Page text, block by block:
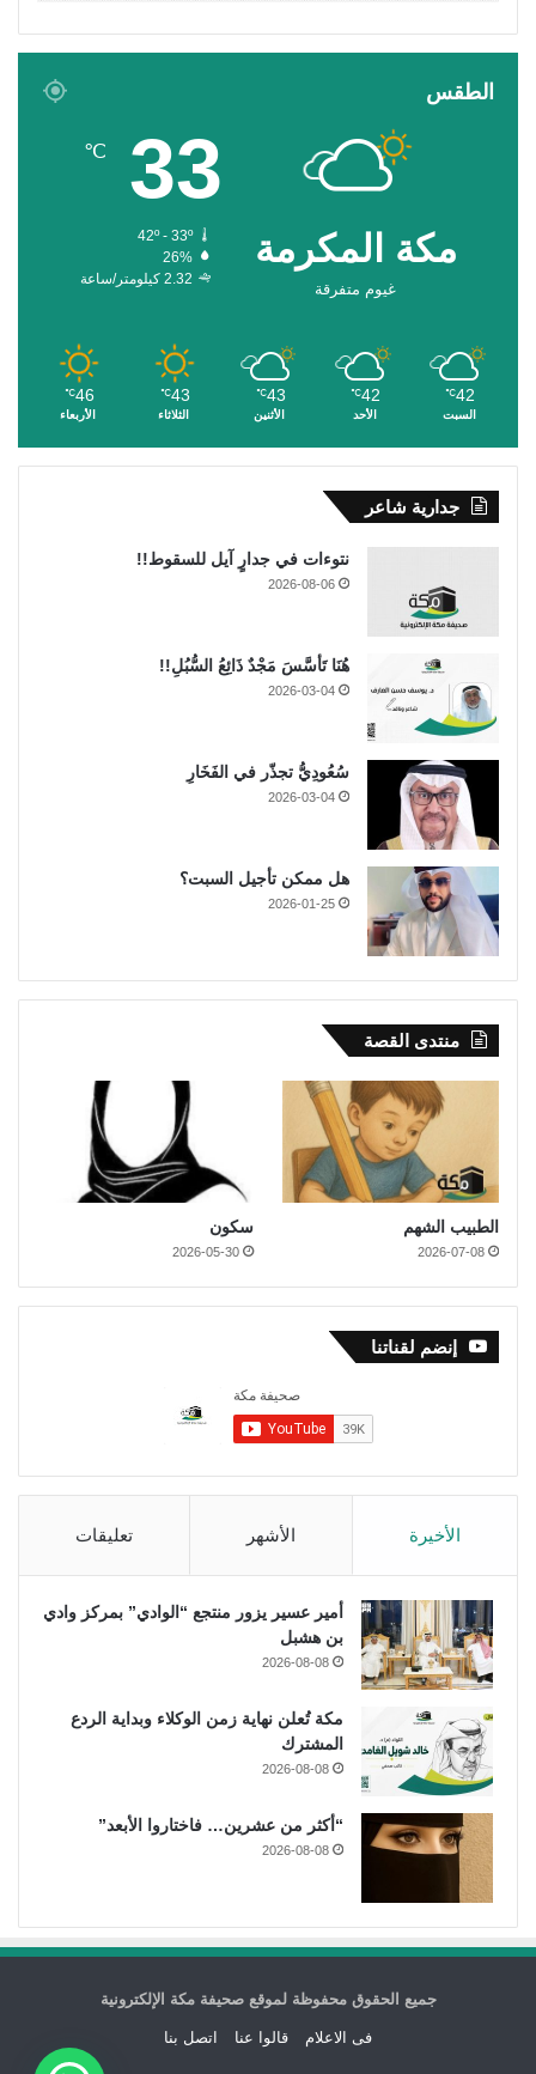
الطقس
مكة المكرمة
غيوم متفرقة
33
℃
42º - 33º
26%
2.32 كيلومتر/ساعة
42
℃
السبت
42
℃
الأحد
43
℃
الأثنين
43
℃
الثلاثاء
46
℃
الأربعاء
جدارية شاعر
نتوءات في جدارٍ آيل للسقوط!!
2026-08-06
هُنَا تَأسَّسَ مَجْدٌ ذَائِعُ السُّبُلِ!!
2026-03-04
سُعُودِيُّ تجذّر في الفَخَارِ
2026-03-04
هل ممكن تأجيل السبت؟
2026-01-25
منتدى القصة
الطبيب الشهم
2026-07-08
سكون
2026-05-30
إنضم لقناتنا
الأخيرة الأشهر تعليقات
أمير عسير يزور منتجع “الوادي” بمركز وادي
بن هشبل
2026-08-08
مكة تُعلن نهاية زمن الوكلاء وبداية الردع
المشترك
2026-08-08
“أكثر من عشرين… فاختاروا الأبعد”
2026-08-08
جميع الحقوق محفوظة لموقع صحيفة مكة الإلكترونية
فى الاعلام قالوا عنا اتصل بنا